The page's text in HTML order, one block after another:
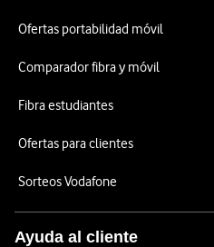
Ofertas portabilidad móvil
Comparador fibra y móvil
Fibra estudiantes
Ofertas para clientes
Sorteos Vodafone
Ayuda al cliente